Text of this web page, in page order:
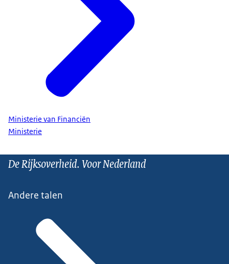
Ministerie van Financiën
Ministerie
De Rijksoverheid. Voor Nederland
Andere talen